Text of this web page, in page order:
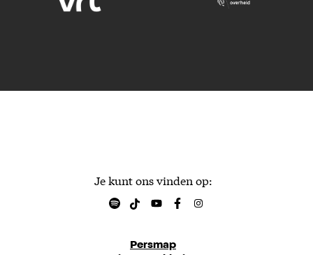
Je kunt ons vinden op:
Persmap